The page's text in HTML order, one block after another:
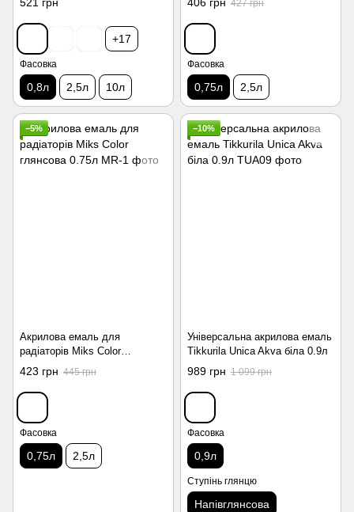
+17
Фасовка
0,8л 2,5л 10л
427 грн
Фасовка
0,75л 2,5л
−5%
Акрилова емаль для
радіаторів Miks Color
глянсова 0.75л
423 грн 445 грн
Фасовка
0,75л 2,5л
−10%
Універсальна акрилова емаль
Tikkurila Unica Akva біла 0.9л
989 грн 1 099 грн
Фасовка
0,9л
Ступінь глянцю
Напівглянсова